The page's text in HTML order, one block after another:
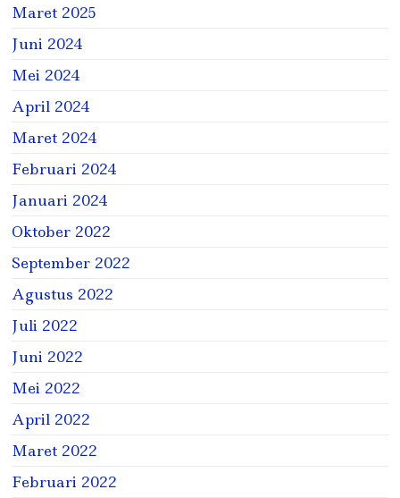
Maret 2025
Juni 2024
Mei 2024
April 2024
Maret 2024
Februari 2024
Januari 2024
Oktober 2022
September 2022
Agustus 2022
Juli 2022
Juni 2022
Mei 2022
April 2022
Maret 2022
Februari 2022